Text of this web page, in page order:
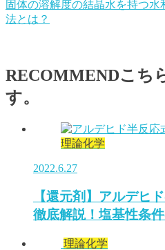
固体の溶解度の結晶水を持つ
法とは？
RECOMMENDこち
す。
理論化学
2022.6.27
【還元剤】アルデヒ
徹底解説！塩基性条
理論化学